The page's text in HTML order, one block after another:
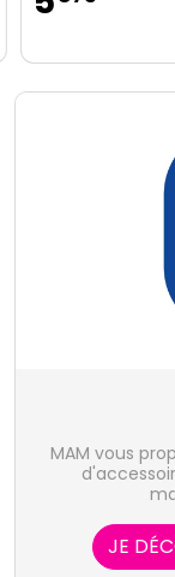
MAM vous
JE